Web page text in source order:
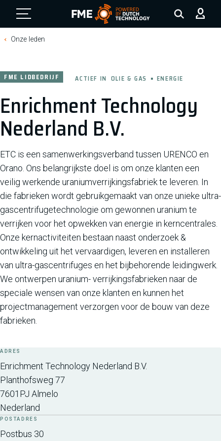
FME Logo, to the homepage
Onze leden
Enrichment Technology
Nederland B.V.
FME LIDBEDRIJF ACTIEF IN OLIE & GAS ENERGIE
ETC is een samenwerkingsverband tussen URENCO en
Orano. Ons belangrijkste doel is om onze klanten een
veilig werkende uraniumverrijkingsfabriek te leveren. In
die fabrieken wordt gebruikgemaakt van onze unieke ultra-
gascentrifugetechnologie om gewonnen uranium te
verrijken voor het opwekken van energie in kerncentrales.
Onze kernactiviteiten bestaan naast onderzoek &
ontwikkeling uit het vervaardigen, leveren en installeren
van ultra-gascentrifuges en het bijbehorende leidingwerk.
We ontwerpen uranium- verrijkingsfabrieken naar de
speciale wensen van onze klanten en kunnen het
projectmanagement verzorgen voor de bouw van deze
fabrieken.
ADRES
Enrichment Technology Nederland B.V.
Planthofsweg 77
7601PJ Almelo
Nederland
POSTADRES
Postbus 30